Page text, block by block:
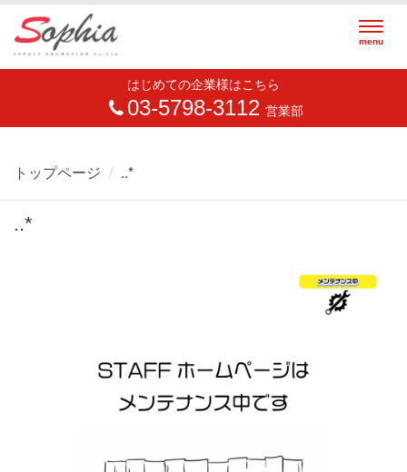
menu
はじめての企業様はこちら
03-5798-3112 営業部
トップページ ..*
..*